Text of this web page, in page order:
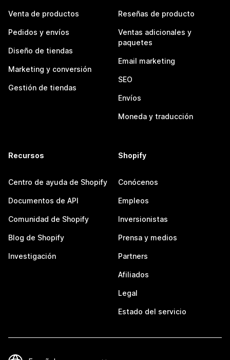
Venta de productos
Pedidos y envíos
Diseño de tiendas
Marketing y conversión
Gestión de tiendas
Reseñas de producto
Ventas adicionales y
paquetes
Email marketing
SEO
Envíos
Moneda y traducción
Recursos
Centro de ayuda de Shopify
Documentos de API
Comunidad de Shopify
Blog de Shopify
Investigación
Shopify
Conócenos
Empleos
Inversionistas
Prensa y medios
Partners
Afiliados
Legal
Estado del servicio